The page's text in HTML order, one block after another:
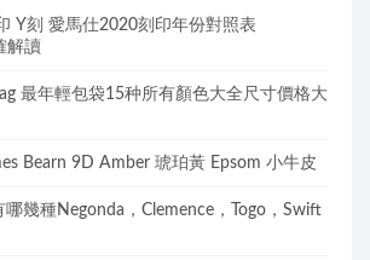
Y刻 愛馬仕2020刻印年份對照表
解讀
最年輕包袋15种所有顏色大全尺寸價格大
Bearn 9D Amber 琥珀黃 Epsom 小牛皮
幾種Negonda，Clemence，Togo，Swift